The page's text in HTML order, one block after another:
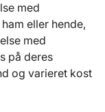
med
eller hende,
med
på deres
og varieret kost